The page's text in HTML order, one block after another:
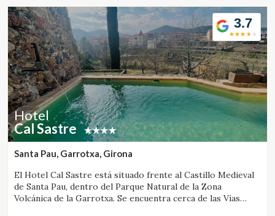
3.7
Hotel
Cal Sastre
Santa Pau, Garrotxa, Girona
El Hotel Cal Sastre está situado frente al Castillo Medieval
de Santa Pau, dentro del Parque Natural de la Zona
Volcánica de la Garrotxa. Se encuentra cerca de las Vías